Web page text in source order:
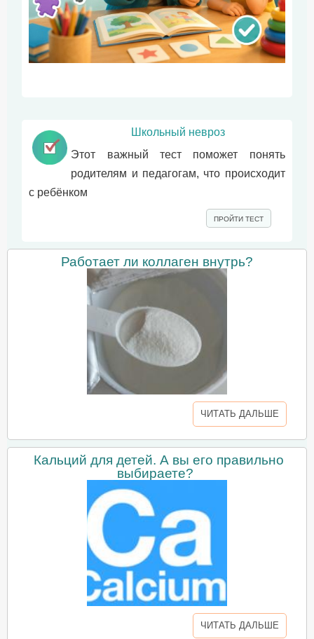
Школьный невроз
Этот важный тест поможет понять
родителям и педагогам, что происходит
с ребёнком
ПРОЙТИ ТЕСТ
Работает ли коллаген внутрь?
ЧИТАТЬ ДАЛЬШЕ
Кальций для детей. А вы его правильно
выбираете?
ЧИТАТЬ ДАЛЬШЕ